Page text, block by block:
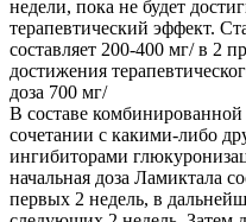
недели, пока не будет
терапевтический эффект.
составляет 200-400 мг/ в 2
достижения
доза 700 мг/
В составе
сочетании с какими-либо
ингибиторами
начальная доза Ламиктала
первых 2 недель, в